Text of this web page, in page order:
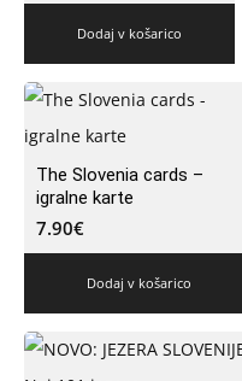
Dodaj v košarico
The Slovenia cards –
igralne karte
7.90€
Dodaj v košarico